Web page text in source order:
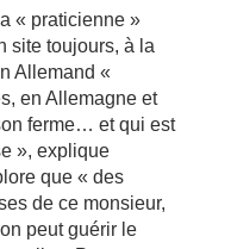
« praticienne »
site toujours, à la
Allemand «
en Allemagne et
ferme… et qui est
», explique
que « des
de ce monsieur,
peut guérir le